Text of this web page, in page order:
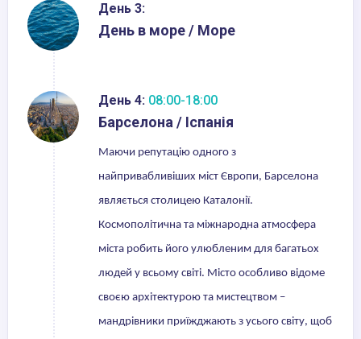
День 3:
День в море / Море
День 4: 08:00-18:00
Барселона / Іспанія
Маючи репутацію одного з
найпривабливіших міст Європи, Барселона
являється столицею Каталонії.
Космополітична та міжнародна атмосфера
міста робить його улюбленим для багатьох
людей у всьому світі. Місто особливо відоме
своєю архітектурою та мистецтвом –
мандрівники приїжджають з усього світу, щоб